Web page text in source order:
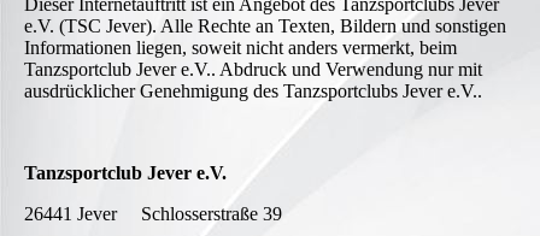
Dieser Internetauftritt ist ein Angebot des Tanzsportclubs Jever
e.V. (TSC Jever). Alle Rechte an Texten, Bildern und sonstigen
Informationen liegen, soweit nicht anders vermerkt, beim
Tanzsportclub Jever e.V.. Abdruck und Verwendung nur mit
ausdrücklicher Genehmigung des Tanzsportclubs Jever e.V..
Tanzsportclub Jever e.V.
26441 Jever Schlosserstraße 39